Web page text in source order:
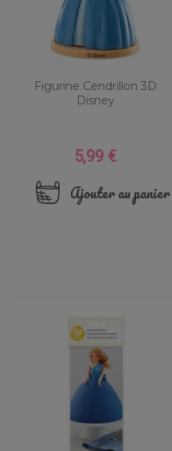
Figurine Cendrillon 3D
Disney
Prix
5,99 €
Ajouter au panier